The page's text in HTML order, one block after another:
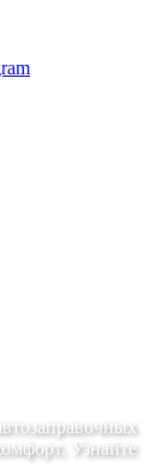
Узнайте